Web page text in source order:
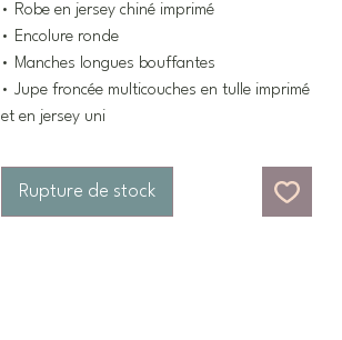
• Robe en jersey chiné imprimé
• Encolure ronde
• Manches longues bouffantes
• Jupe froncée multicouches en tulle imprimé
et en jersey uni
Rupture de stock